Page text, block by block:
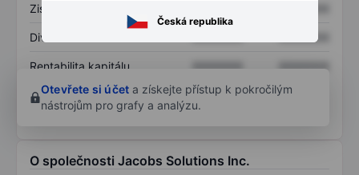
Česká republika
Zisk na akcii
Dividenda na akcii XXXXXXX
Rentabilita kapitálu XXXXXXX
XXXXXXX
Otevřete si účet a získejte přístup k pokročilým
nástrojům pro grafy a analýzu.
O společnosti Jacobs Solutions Inc.